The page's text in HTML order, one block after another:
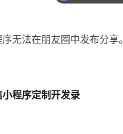
无法在朋友圈中发布分享。
程序定制开发录